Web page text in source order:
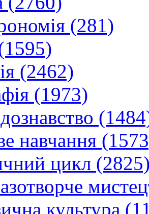
(281)
(2462)
(1973)
навчання
цикл
культура